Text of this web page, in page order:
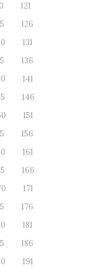
121
126
131
136
141
146
151
156
161
166
171
176
181
186
191